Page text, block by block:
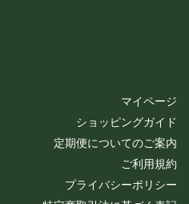
マイページ
ショッピングガイド
定期便についてのご案内
ご利用規約
プライバシーポリシー